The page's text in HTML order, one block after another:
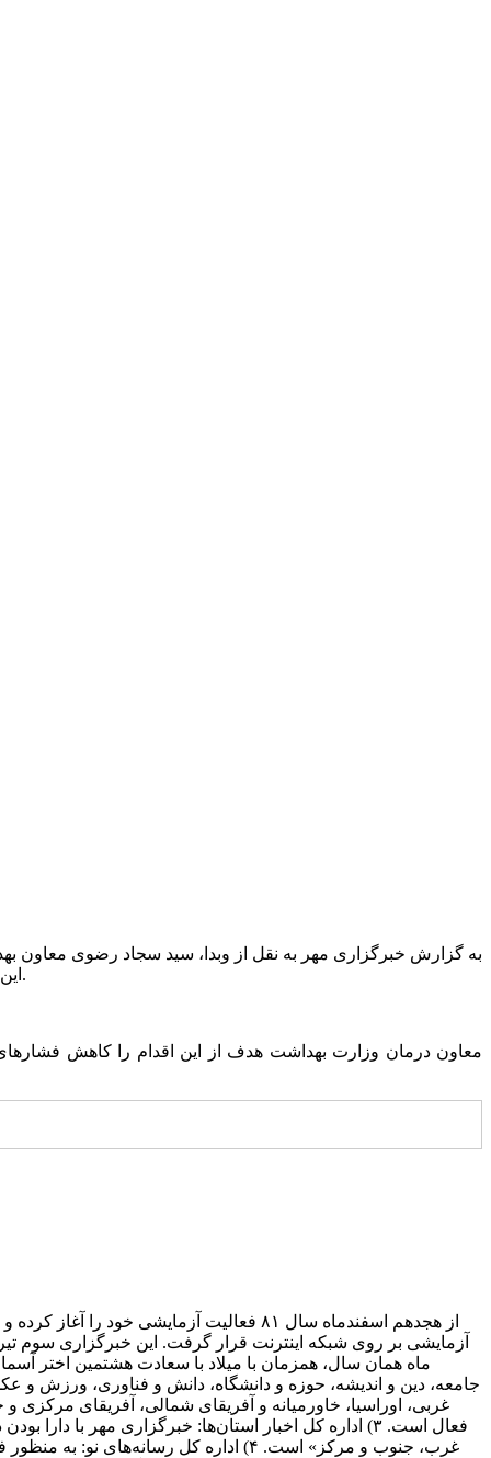
به گزارش خبرگزاری مهر به نقل از وبدا، سید سجاد رضوی معاون
این دو درصد بود، با هدف قدردانی از زحمات این گروه و جبران بخشی از خدمات آنان، با دستور وزیر بهداشت به چهار درصد افزایش یافته است.
معاون درمان وزارت بهداشت هدف از این اقدام را کاهش فشارهای
غربی، اوراسیا، خاورمیانه و آفریقای شمالی، آفریقای مرکزی
غرب، جنوب و مرکز» است. ۴) اداره کل